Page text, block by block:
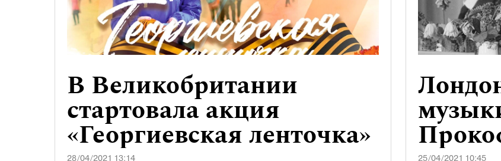
В Великобритании
стартовала акция
«Георгиевская ленточка»